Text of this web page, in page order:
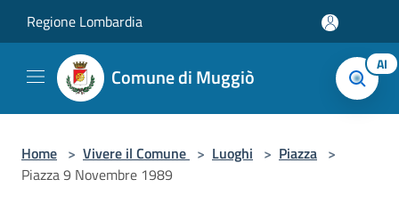
Regione Lombardia
Comune di Muggiò AI
Home > Vivere il Comune > Luoghi > Piazza >
Piazza 9 Novembre 1989